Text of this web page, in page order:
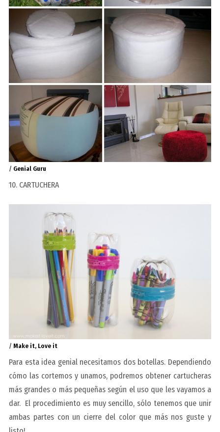
/ Genial Guru
10. CARTUCHERA
/ Make it, Love it
Para esta idea genial necesitamos dos botellas. Dependiendo
cómo las cortemos y unamos, podremos obtener cartucheras
más grandes o más pequeñas según el uso que les vayamos a
dar. El procedimiento es muy sencillo, sólo tenemos que unir
ambas partes con un cierre del color que más nos guste y